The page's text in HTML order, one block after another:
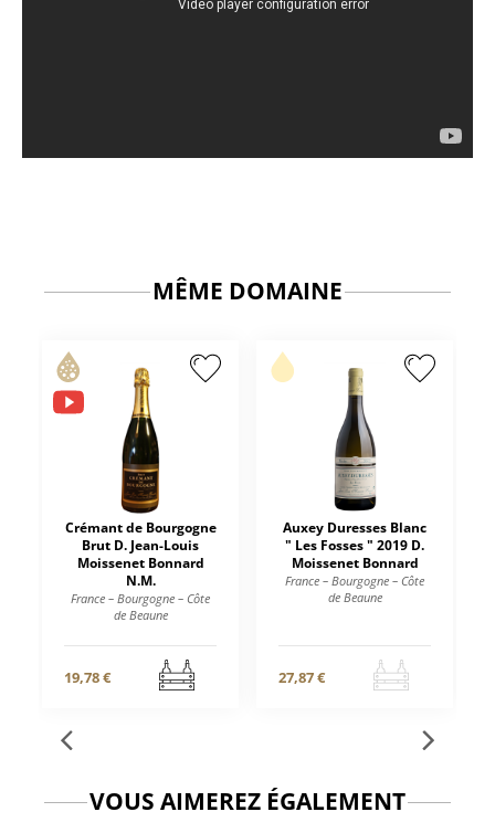
MÊME DOMAINE
Crémant de Bourgogne
Brut D. Jean-Louis
Moissenet Bonnard
N.M.
France – Bourgogne – Côte
de Beaune
19,78 €
Auxey Duresses Blanc
" Les Fosses " 2019 D.
Moissenet Bonnard
France – Bourgogne – Côte
de Beaune
27,87 €
VOUS AIMEREZ ÉGALEMENT